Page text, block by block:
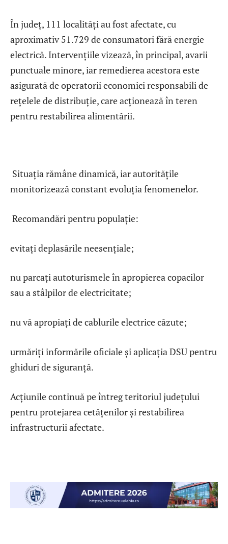
În județ, 111 localități au fost afectate, cu
aproximativ 51.729 de consumatori fără energie
electrică. Intervențiile vizează, în principal, avarii
punctuale minore, iar remedierea acestora este
asigurată de operatorii economici responsabili de
rețelele de distribuție, care acționează în teren
pentru restabilirea alimentării.
Situația rămâne dinamică, iar autoritățile
monitorizează constant evoluția fenomenelor.
Recomandări pentru populație:
evitați deplasările neesențiale;
nu parcați autoturismele în apropierea copacilor
sau a stâlpilor de electricitate;
nu vă apropiați de cablurile electrice căzute;
urmăriți informările oficiale și aplicația DSU pentru
ghiduri de siguranță.
Acțiunile continuă pe întreg teritoriul județului
pentru protejarea cetățenilor și restabilirea
infrastructurii afectate.